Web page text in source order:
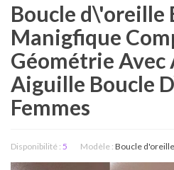
Boucle d\'oreille
Manigfique
Géométrie Avec
Aiguille Boucle
Femmes
Disponibilité : 5 Modèle : Boucle